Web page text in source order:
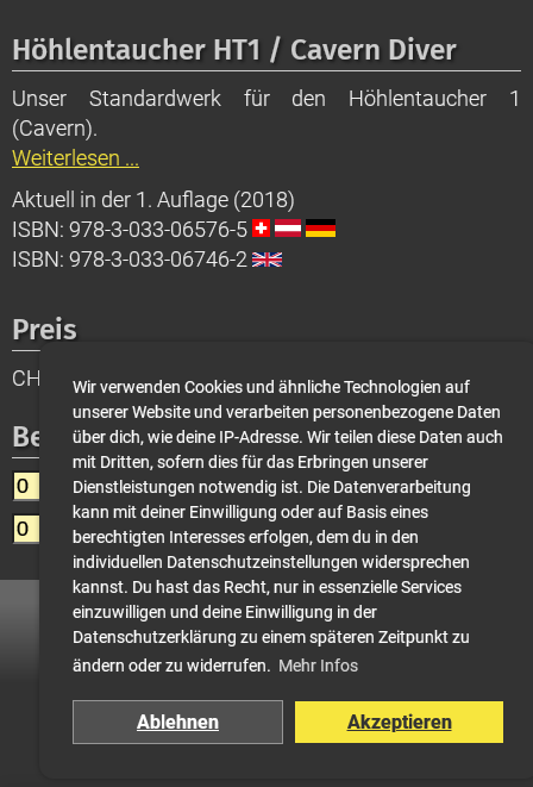
Wir verwenden Cookies und ähnliche Technologien auf
unserer Website und verarbeiten personenbezogene Daten
über dich, wie deine IP-Adresse. Wir teilen diese Daten auch
mit Dritten, sofern dies für das Erbringen unserer
Dienstleistungen notwendig ist. Die Datenverarbeitung
kann mit deiner Einwilligung oder auf Basis eines
berechtigten Interesses erfolgen, dem du in den
individuellen Datenschutzeinstellungen widersprechen
kannst. Du hast das Recht, nur in essenzielle Services
einzuwilligen und deine Einwilligung in der
Datenschutzerklärung zu einem späteren Zeitpunkt zu
ändern oder zu widerrufen. Mehr Infos
Ablehnen Akzeptieren
Höhlentaucher HT1 / Cavern Diver
Unser Standardwerk für den Höhlentaucher 1
(Cavern).
Weiterlesen ...
Aktuell in der 1. Auflage (2018)
ISBN: 978-3-033-06576-5
ISBN: 978-3-033-06746-2
Preis
CHF 37.00 (sofort lieferbar)
Bestellung
Manual HT1
Manual HT1
◀ Home ▶
© 2004-2026 Swiss Cave Diving
Facebook
Instagram
WhatsApp